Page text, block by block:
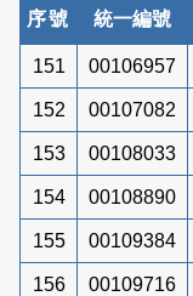
序號 統一編號
151 00106957
152 00107082
153 00108033
154 00108890
155 00109384
156 00109716